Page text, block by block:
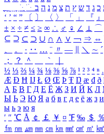
ִֶֹ ֻּ ׁׂ כ ג ד ש ץ ת צ מ נ ה ב
‘ ’ “ ” 〔 〕 〈 〉 「 」 『 』
± × ÷ ≠ ≤ ≥ ∞ ∴ ♂ ♀ ∠ ⊥ ⌒
⊆ ⊇ ⊂ ⊃ ∪ ∩ ∧ ∨ ￢ ⇒ ⇔
、
。 · ‥ … ¨ 〃 ― ＼ ∼ ´
；
？ ＾ ｀
½ ⅓ ⅔ ¼ ¾ ⅛ ⅜ ⅝ ⅞ ¹ ² ³ ⁴ ⁿ ₁
Æ Ð Ħ Ĳ Ł Ø Œ Þ Ŧ Ŋ æ đ ð
А Б В Г Д Е Ё Ж З И Й К Л
Ы Ь Э Ю Я а б в г д е ё ж з и
ы ь э ю я
′ ″ ℃ Å ￠ ￡ ￥ ¤ ℉ ‰ ＄ ％
㎙ ㎚ ㎛ ㎜ ㎝ ㎞ ㎟ ㎠ ㎡ ㎢